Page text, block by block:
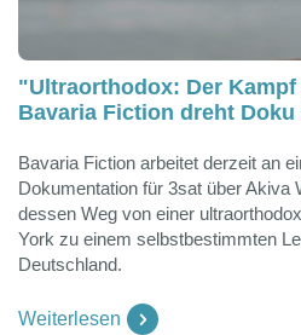
"Ultraorthodox: Der
Bavaria Fiction dreht
Bavaria Fiction arbeitet derzeit an
Dokumentation für 3sat über Akiva
dessen Weg von einer
York zu einem selbstbestimmten
Deutschland.
Weiterlesen